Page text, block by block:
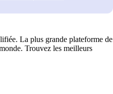
La plus grande plateforme de
Trouvez les meilleurs